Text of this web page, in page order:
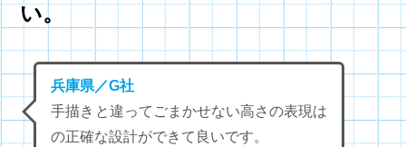
い。
兵庫県／G社
手描きと違ってごまかせない高さの表現は
の正確な設計ができて良いです。